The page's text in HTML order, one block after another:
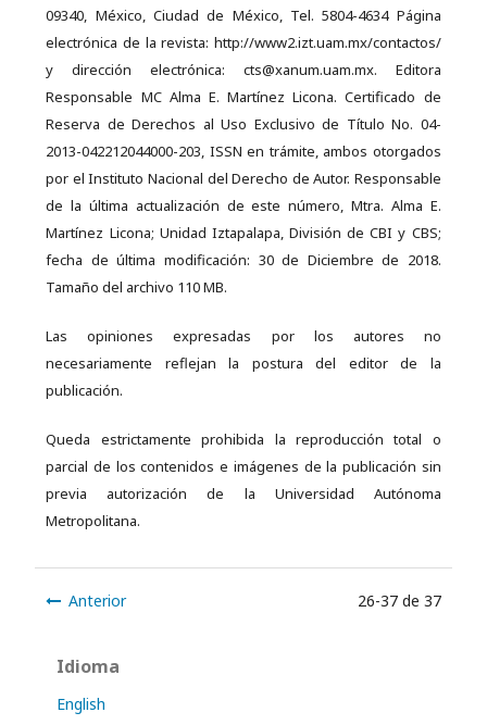
09340, México, Ciudad de México, Tel. 5804-4634 Página
electrónica de la revista: http://www2.izt.uam.mx/contactos/
y dirección electrónica: cts@xanum.uam.mx. Editora
Responsable MC Alma E. Martínez Licona. Certificado de
Reserva de Derechos al Uso Exclusivo de Título No. 04-
2013-042212044000-203, ISSN en trámite, ambos otorgados
por el Instituto Nacional del Derecho de Autor. Responsable
de la última actualización de este número, Mtra. Alma E.
Martínez Licona; Unidad Iztapalapa, División de CBI y CBS;
fecha de última modificación: 30 de Diciembre de 2018.
Tamaño del archivo 110 MB.
Las opiniones expresadas por los autores no
necesariamente reflejan la postura del editor de la
publicación.
Queda estrictamente prohibida la reproducción total o
parcial de los contenidos e imágenes de la publicación sin
previa autorización de la Universidad Autónoma
Metropolitana.
Anterior 26-37 de 37
Idioma
English